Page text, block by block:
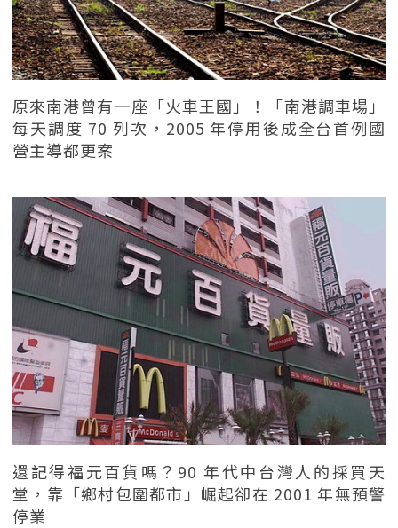
原來南港曾有一座「火車王國」！「南港調車場」
每天調度 70 列次，2005 年停用後成全台首例國
營主導都更案
還記得福元百貨嗎？90 年代中台灣人的採買天
堂，靠「鄉村包圍都市」崛起卻在 2001 年無預警
停業